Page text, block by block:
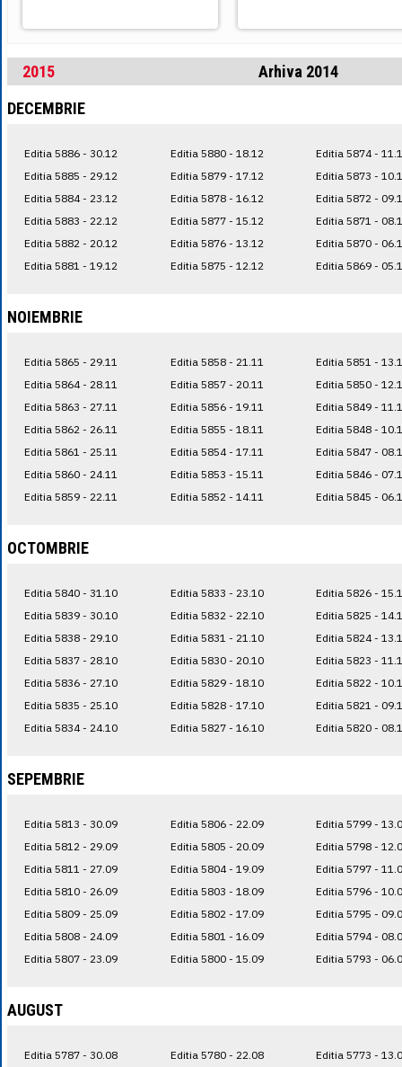
2015
Arhiva 2014
DECEMBRIE
Editia 5886 - 30.12
Editia 5885 - 29.12
Editia 5884 - 23.12
Editia 5883 - 22.12
Editia 5882 - 20.12
Editia 5881 - 19.12
Editia 5880 - 18.12
Editia 5879 - 17.12
Editia 5878 - 16.12
Editia 5877 - 15.12
Editia 5876 - 13.12
Editia 5875 - 12.12
Editia 5874 -
Editia 5873 -
Editia 5872 -
Editia 5871 -
Editia 5870 -
Editia 5869 -
NOIEMBRIE
Editia 5865 - 29.11
Editia 5864 - 28.11
Editia 5863 - 27.11
Editia 5862 - 26.11
Editia 5861 - 25.11
Editia 5860 - 24.11
Editia 5859 - 22.11
Editia 5858 - 21.11
Editia 5857 - 20.11
Editia 5856 - 19.11
Editia 5855 - 18.11
Editia 5854 - 17.11
Editia 5853 - 15.11
Editia 5852 - 14.11
Editia 5851 -
Editia 5850 -
Editia 5849 -
Editia 5848 -
Editia 5847 -
Editia 5846 -
Editia 5845 -
OCTOMBRIE
Editia 5840 - 31.10
Editia 5839 - 30.10
Editia 5838 - 29.10
Editia 5837 - 28.10
Editia 5836 - 27.10
Editia 5835 - 25.10
Editia 5834 - 24.10
Editia 5833 - 23.10
Editia 5832 - 22.10
Editia 5831 - 21.10
Editia 5830 - 20.10
Editia 5829 - 18.10
Editia 5828 - 17.10
Editia 5827 - 16.10
Editia 5826 -
Editia 5825 -
Editia 5824 -
Editia 5823 -
Editia 5822 -
Editia 5821 -
Editia 5820 -
SEPEMBRIE
Editia 5813 - 30.09
Editia 5812 - 29.09
Editia 5811 - 27.09
Editia 5810 - 26.09
Editia 5809 - 25.09
Editia 5808 - 24.09
Editia 5807 - 23.09
Editia 5806 - 22.09
Editia 5805 - 20.09
Editia 5804 - 19.09
Editia 5803 - 18.09
Editia 5802 - 17.09
Editia 5801 - 16.09
Editia 5800 - 15.09
Editia 5799 -
Editia 5798 -
Editia 5797 -
Editia 5796 -
Editia 5795 -
Editia 5794 -
Editia 5793 -
AUGUST
Editia 5787 - 30.08
Editia 5780 - 22.08
Editia 5773 -